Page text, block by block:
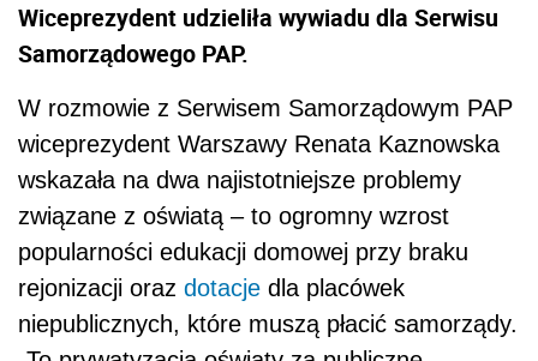
Wiceprezydent udzieliła wywiadu dla Serwisu
Samorządowego PAP.
W rozmowie z Serwisem Samorządowym PAP
wiceprezydent Warszawy Renata Kaznowska
wskazała na dwa najistotniejsze problemy
związane z oświatą – to ogromny wzrost
popularności edukacji domowej przy braku
rejonizacji oraz dotacje dla placówek
niepublicznych, które muszą płacić samorządy.